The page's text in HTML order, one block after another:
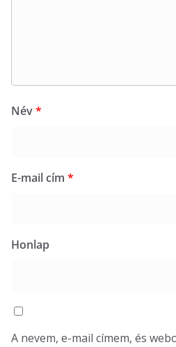
Név*
E-mail cím *
Honlap
A nevem, e-mail címem, és